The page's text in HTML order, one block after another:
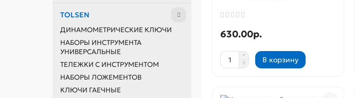
TOLSEN
ДИНАМОМЕТРИЧЕСКИЕ КЛЮЧИ
НАБОРЫ ИНСТРУМЕНТА
УНИВЕРСАЛЬНЫЕ
ТЕЛЕЖКИ С ИНСТРУМЕНТОМ
НАБОРЫ ЛОЖЕМЕНТОВ
КЛЮЧИ ГАЕЧНЫЕ
630.00р.
В корзину